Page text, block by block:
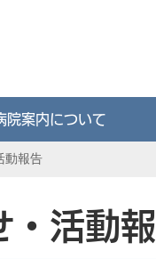
院案内について
動報告
・活動